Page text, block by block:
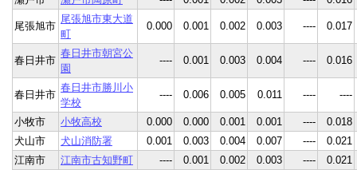
尾張旭市
尾張旭市東大道
町
0.000 0.001 0.002 0.003 ---- 0.017
春日井市
春日井市朝宮公
園
---- 0.001 0.003 0.004 ---- 0.016
春日井市
春日井市勝川小
学校
---- 0.006 0.005 0.011 ---- ----
小牧市 小牧高校 0.000 0.000 0.001 0.001 ----
0.018
犬山市
犬山消防署 0.001 0.003 0.004 0.007 ----
0.021
江南市
江南市古知野町 ---- 0.001 0.002 0.003 ----
0.021